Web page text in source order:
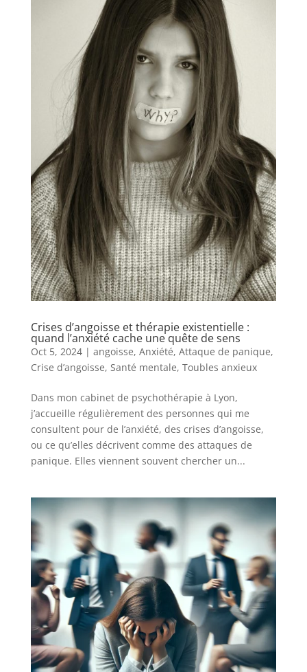
Crises d’angoisse et thérapie existentielle :
quand l’anxiété cache une quête de sens
Oct 5, 2024| angoisse, Anxiété, Attaque de panique,
Crise d’angoisse, Santé mentale, Toubles anxieux
Dans mon cabinet de psychothérapie à Lyon,
j’accueille régulièrement des personnes qui me
consultent pour de l’anxiété, des crises d’angoisse,
ou ce qu’elles décrivent comme des attaques de
panique. Elles viennent souvent chercher un...